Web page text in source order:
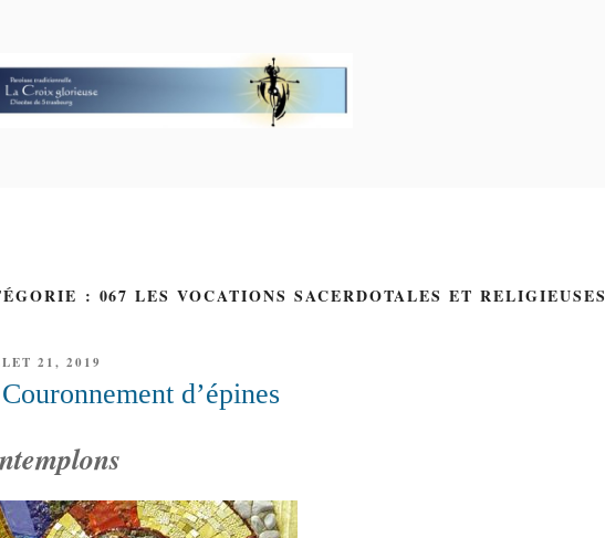
: 067 LES VOCATIONS SACERDOTALES ET RELIGIEUSES
21, 2019
d’épines